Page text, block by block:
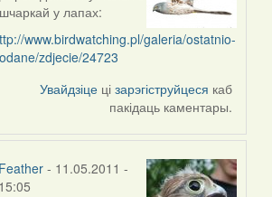
у лапах:
www.birdwatching.pl/galeria/ostatnio-
zdjecie/24723
Увайдзіце цізарэгіструйцеся каб
пакідаць каментары.
Feather - 11.05.2011 -
15:05